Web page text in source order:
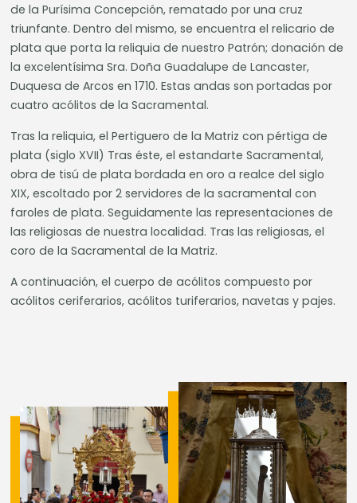
de la Purísima Concepción, rematado por una cruz
triunfante. Dentro del mismo, se encuentra el relicario de
plata que porta la reliquia de nuestro Patrón; donación de
la excelentísima Sra. Doña Guadalupe de Lancaster,
Duquesa de Arcos en 1710. Estas andas son portadas por
cuatro acólitos de la Sacramental.
Tras la reliquia, el Pertiguero de la Matriz con pértiga de
plata (siglo XVII) Tras éste, el estandarte Sacramental,
obra de tisú de plata bordada en oro a realce del siglo
XIX, escoltado por 2 servidores de la sacramental con
faroles de plata. Seguidamente las representaciones de
las religiosas de nuestra localidad. Tras las religiosas, el
coro de la Sacramental de la Matriz.
A continuación, el cuerpo de acólitos compuesto por
acólitos ceriferarios, acólitos turiferarios, navetas y pajes.